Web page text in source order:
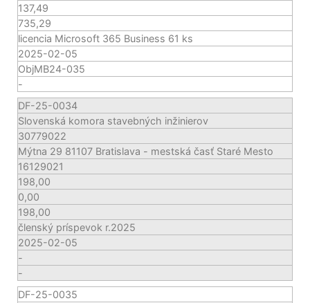
137,49
735,29
licencia Microsoft 365 Business 61 ks
2025-02-05
ObjMB24-035
-
DF-25-0034
Slovenská komora stavebných inžinierov
30779022
Mýtna 29 81107 Bratislava - mestská časť Staré Mesto
16129021
198,00
0,00
198,00
členský príspevok r.2025
2025-02-05
-
-
DF-25-0035